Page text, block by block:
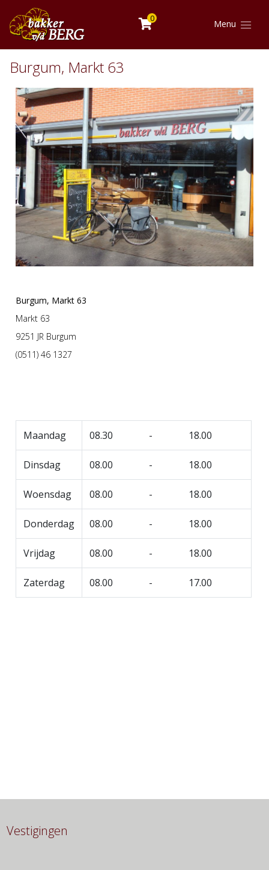
0
Menu
Burgum, Markt 63
Burgum, Markt 63
Markt 63
9251 JR Burgum
(0511) 46 1327
Maandag 08.30 - 18.00
Dinsdag 08.00 - 18.00
Woensdag 08.00 - 18.00
Donderdag 08.00 - 18.00
Vrijdag 08.00 - 18.00
Zaterdag 08.00 - 17.00
Vestigingen